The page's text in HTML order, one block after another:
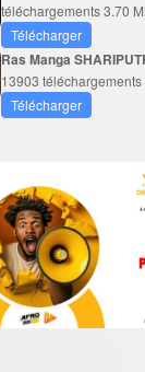
téléchargements3.70
Télécharger
Ras Manga
13903 téléchargements
Télécharger